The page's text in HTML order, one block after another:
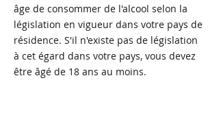
âge de consommer de l'alcool selon la
législation en vigueur dans votre pays de
résidence. S'il n'existe pas de législation
à cet égard dans votre pays, vous devez
être âgé de 18 ans au moins.